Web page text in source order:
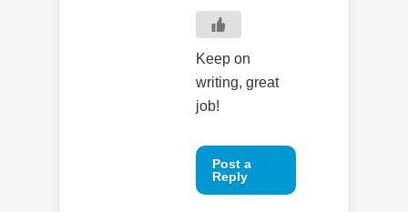
Keep on
writing, great
job!
Post a
Reply